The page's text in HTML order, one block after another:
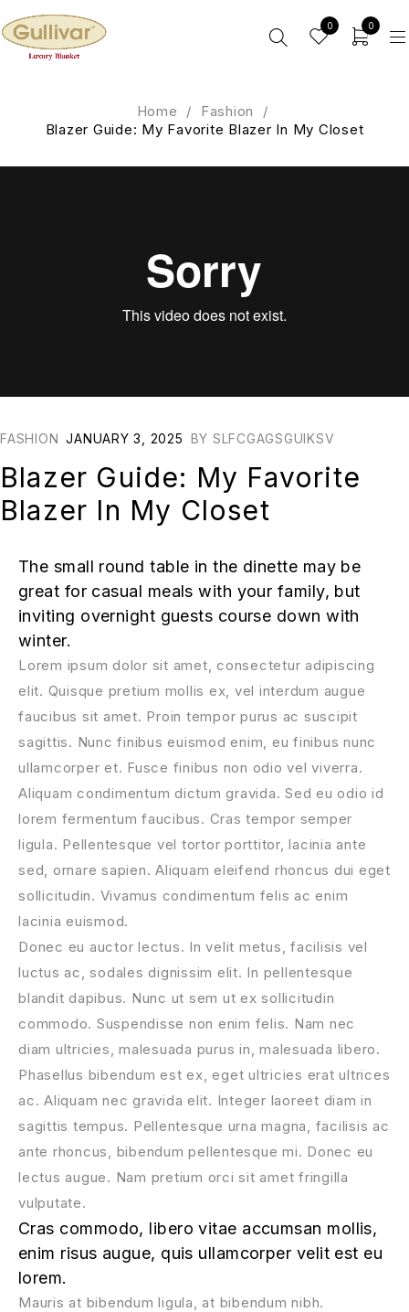
0 0
Home / Fashion
/
Blazer Guide: My Favorite Blazer In My Closet
FASHION JANUARY 3, 2025 BY SLFCGAGSGUIKSV
Blazer Guide: My Favorite
Blazer In My Closet
The small round table in the dinette may be
great for casual meals with your family, but
inviting overnight guests course down with
winter.
Lorem ipsum dolor sit amet, consectetur adipiscing
elit. Quisque pretium mollis ex, vel interdum augue
faucibus sit amet. Proin tempor purus ac suscipit
sagittis. Nunc finibus euismod enim, eu finibus nunc
ullamcorper et. Fusce finibus non odio vel viverra.
Aliquam condimentum dictum gravida. Sed eu odio id
lorem fermentum faucibus. Cras tempor semper
ligula. Pellentesque vel tortor porttitor, lacinia ante
sed, ornare sapien. Aliquam eleifend rhoncus dui eget
sollicitudin. Vivamus condimentum felis ac enim
lacinia euismod.
Donec eu auctor lectus. In velit metus, facilisis vel
luctus ac, sodales dignissim elit. In pellentesque
blandit dapibus. Nunc ut sem ut ex sollicitudin
commodo. Suspendisse non enim felis. Nam nec
diam ultricies, malesuada purus in, malesuada libero.
Phasellus bibendum est ex, eget ultricies erat ultrices
ac. Aliquam nec gravida elit. Integer laoreet diam in
sagittis tempus. Pellentesque urna magna, facilisis ac
ante rhoncus, bibendum pellentesque mi. Donec eu
lectus augue. Nam pretium orci sit amet fringilla
vulputate.
Cras commodo, libero vitae accumsan mollis,
enim risus augue, quis ullamcorper velit est eu
lorem.
Mauris at bibendum ligula, at bibendum nibh.